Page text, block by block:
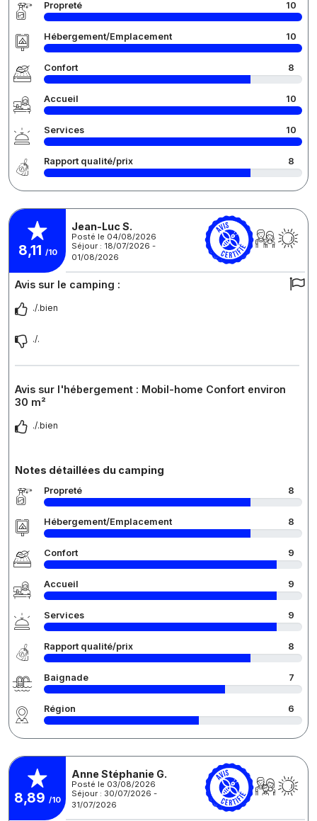
Propreté 10
Hébergement/Emplacement 10
Confort 8
Accueil 10
Services 10
Rapport qualité/prix 8
8,11 /10
Jean-Luc S.
Posté le 04/08/2026
Séjour : 18/07/2026 -
01/08/2026
Avis sur le camping :
./.bien
./.
Avis sur l'hébergement : Mobil-home Confort environ
30 m²
./.bien
Notes détaillées du camping
Propreté 8
Hébergement/Emplacement 8
Confort 9
Accueil 9
Services 9
Rapport qualité/prix 8
Baignade 7
Région 6
8,89 /10
Anne Stéphanie G.
Posté le 03/08/2026
Séjour : 30/07/2026 -
31/07/2026